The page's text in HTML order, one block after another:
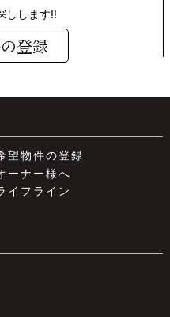
しします!!
登録
望物件の登録
ーナー様へ
イフライン